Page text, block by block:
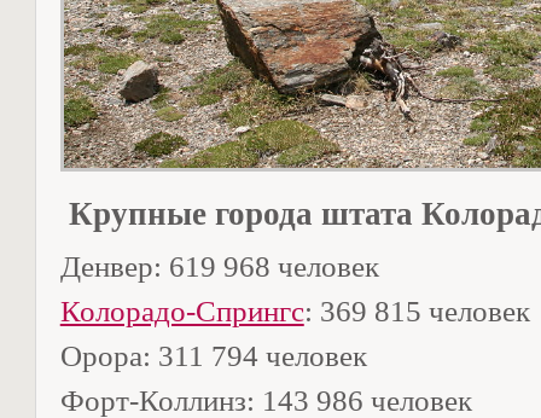
Крупные города штата
Денвер: 619 968 человек
Колорадо-Спрингс: 369 815 человек
Орора: 311 794 человек
Форт-Коллинз: 143 986 человек